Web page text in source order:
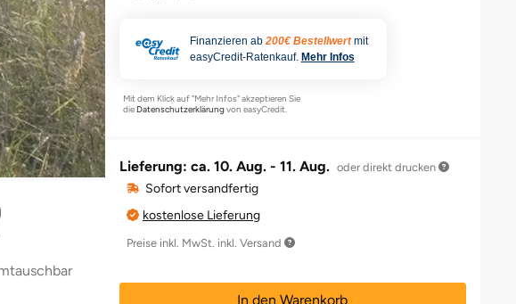
Finanzieren ab 200€ Bestellwert mit
easyCredit-Ratenkauf. Mehr Infos
Mit dem Klick auf "Mehr Infos" akzeptieren Sie
die Datenschutzerklärungvon easyCredit.
Lieferung: ca. 10. Aug. - 11. Aug. oder direkt drucken
Sofort versandfertig
kostenlose Lieferung
Preise inkl. MwSt. inkl. Versand
In den Warenkorb